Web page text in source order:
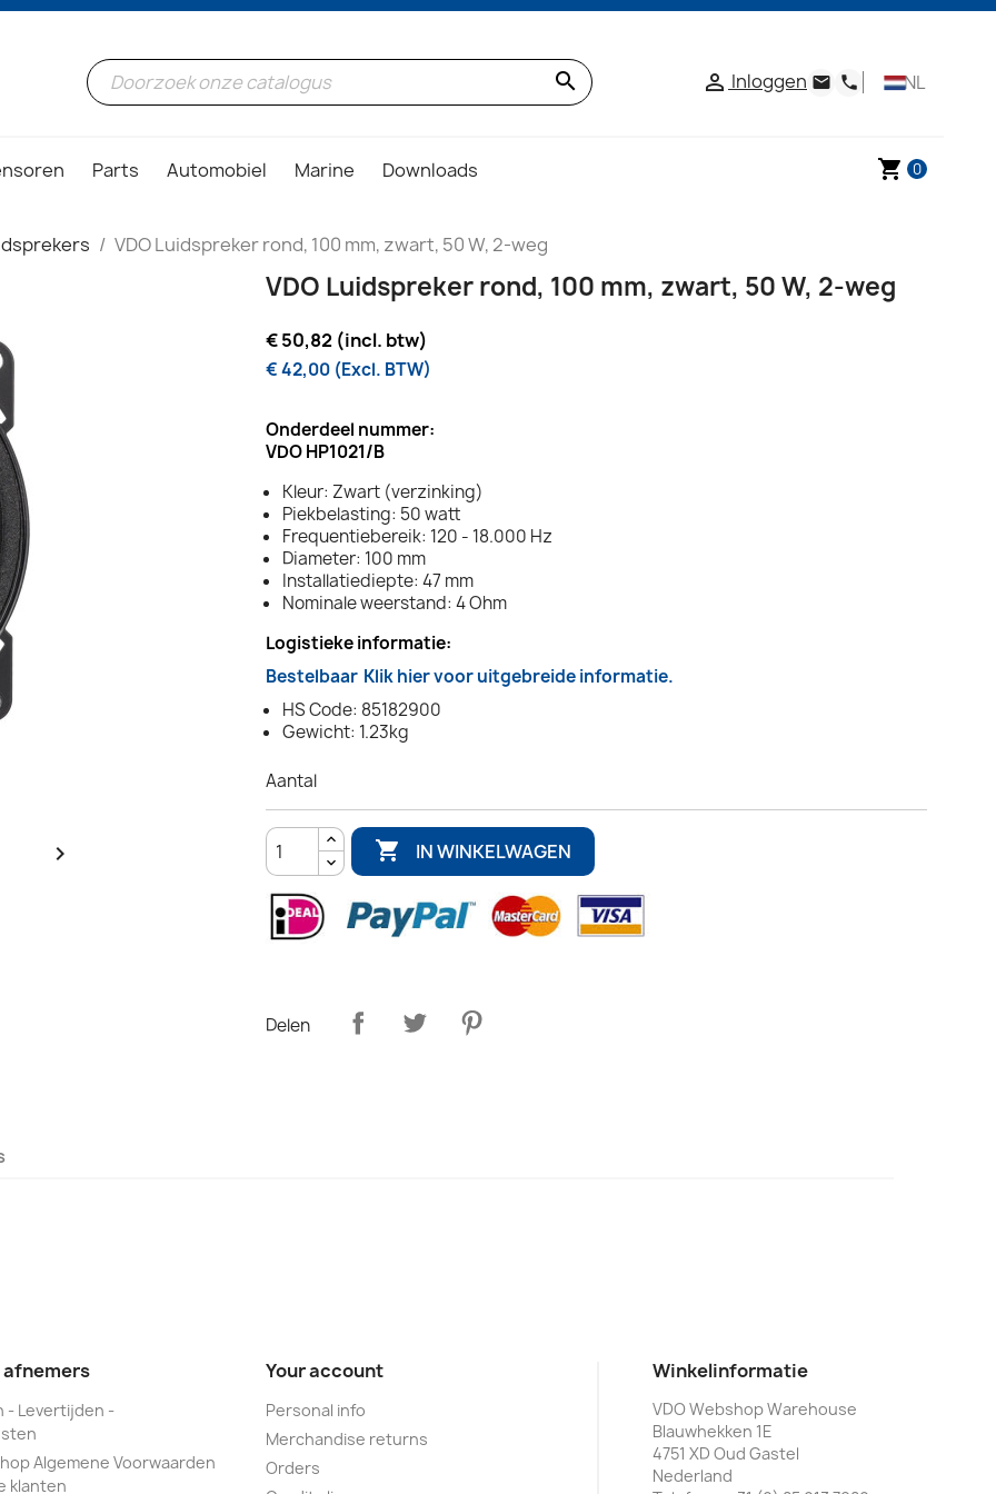
search  Inloggen email phone NL
Parts Automobiel Marine Downloads shopping_cart 0
VDO Luidspreker rond, 100 mm, zwart, 50 W, 2-weg

VDO Luidspreker rond, 100 mm, zwart, 50 W, 2-weg
€ 50,82 (incl. btw)
€ 42,00 (Excl. BTW)
Onderdeel nummer:
VDO HP1021/B
Kleur: Zwart (verzinking)
Piekbelasting: 50 watt
Frequentiebereik: 120 - 18.000 Hz
Diameter: 100 mm
Installatiediepte: 47 mm
Nominale weerstand: 4 Ohm
Logistieke informatie:
Bestelbaar Klik hier voor uitgebreide informatie.
HS Code: 85182900
Gewicht: 1.23kg
Aantal
 IN WINKELWAGEN
Delen
- Levertijden -
Algemene Voorwaarden
klanten
Your account
Personal info
Merchandise returns
Orders
Winkelinformatie
VDO Webshop Warehouse
Blauwhekken 1E
4751 XD Oud Gastel
Nederland